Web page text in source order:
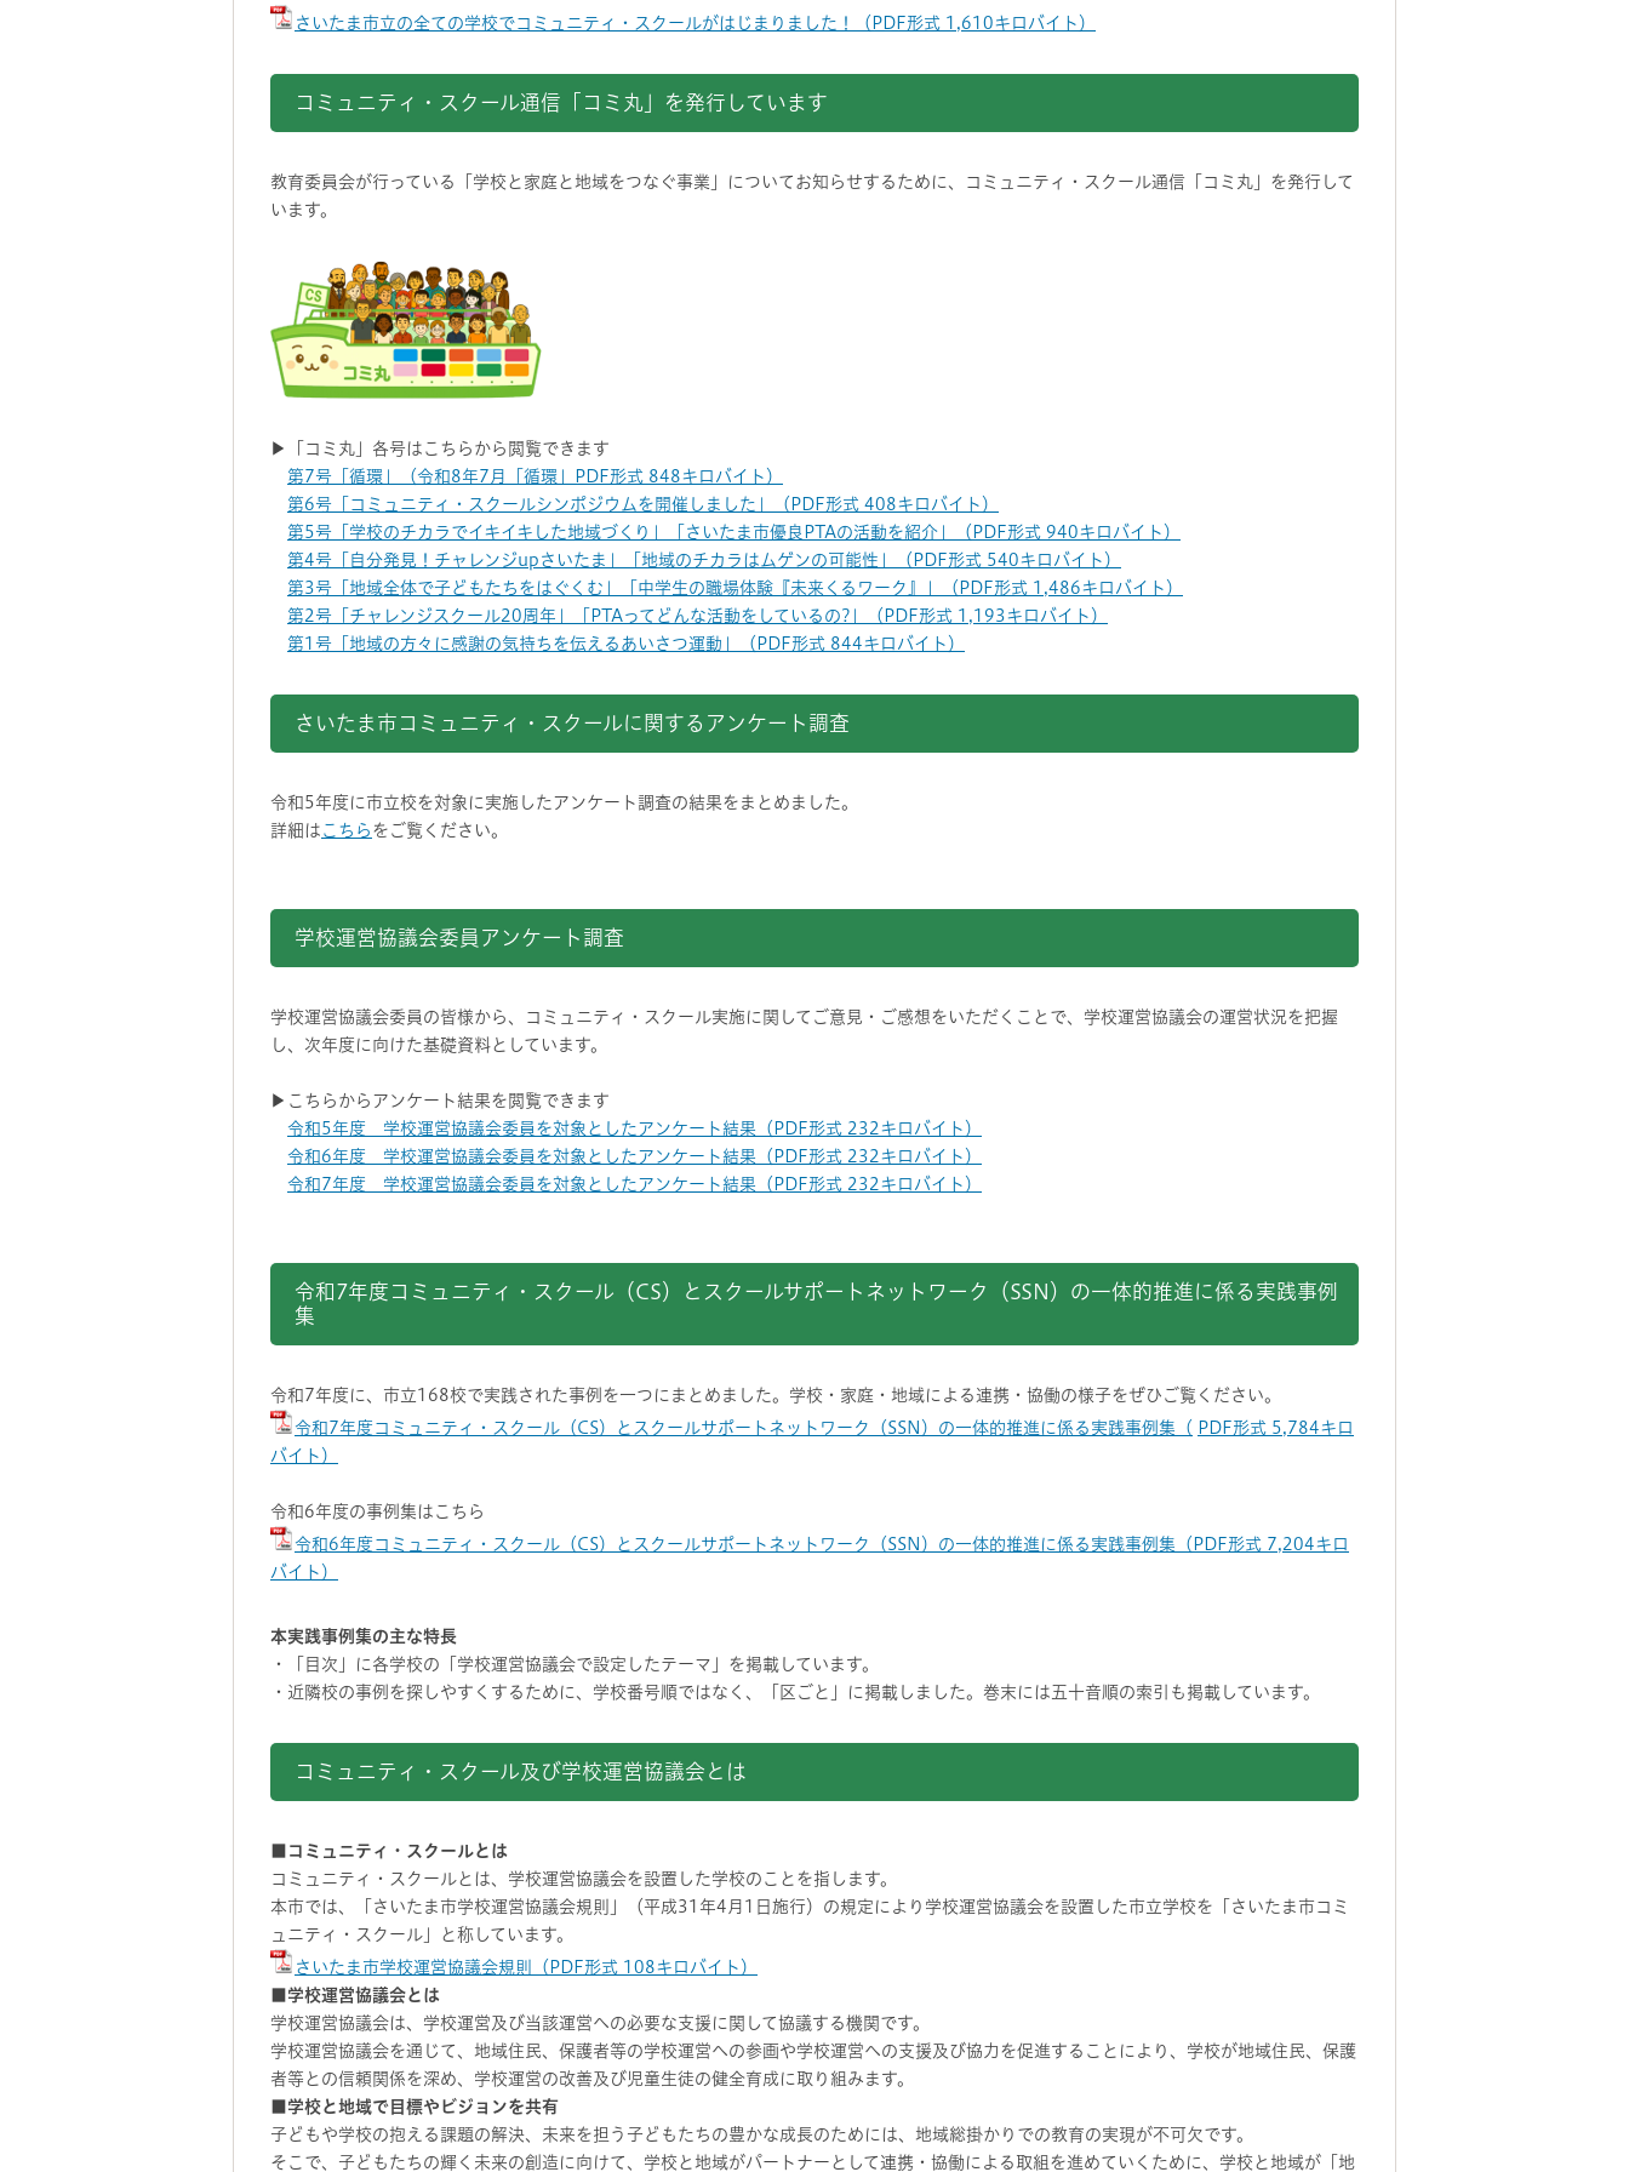
さいたま市立の全ての学校でコミュニティ・スクールがはじまりました！（PDF形式 1,610キロバイト）
コミュニティ・スクール通信「コミ丸」を発行しています
教育委員会が行っている「学校と家庭と地域をつなぐ事業」についてお知らせするために、コミュニティ・スクール通信「コミ丸」を発行して
います。
▶「コミ丸」各号はこちらから閲覧できます
第7号「循環」（令和8年7月「循環」PDF形式 848キロバイト）
第6号「コミュニティ・スクールシンポジウムを開催しました」（PDF形式 408キロバイト）
第5号「学校のチカラでイキイキした地域づくり」「さいたま市優良PTAの活動を紹介」（PDF形式 940キロバイト）
第4号「自分発見！チャレンジupさいたま」「地域のチカラはムゲンの可能性」（PDF形式 540キロバイト）
第3号「地域全体で子どもたちをはぐくむ」「中学生の職場体験『未来くるワーク』」（PDF形式 1,486キロバイト）
第2号「チャレンジスクール20周年」「PTAってどんな活動をしているの?」（PDF形式 1,193キロバイト）
第1号「地域の方々に感謝の気持ちを伝えるあいさつ運動」（PDF形式 844キロバイト）
さいたま市コミュニティ・スクールに関するアンケート調査
令和5年度に市立校を対象に実施したアンケート調査の結果をまとめました。
詳細は こちら をご覧ください。
学校運営協議会委員アンケート調査
学校運営協議会委員の皆様から、コミュニティ・スクール実施に関してご意見・ご感想をいただくことで、学校運営協議会の運営状況を把握
し、次年度に向けた基礎資料としています。
▶こちらからアンケート結果を閲覧できます
令和5年度 学校運営協議会委員を対象としたアンケート結果（PDF形式 232キロバイト）
令和6年度 学校運営協議会委員を対象としたアンケート結果（PDF形式 232キロバイト）
令和7年度 学校運営協議会委員を対象としたアンケート結果（PDF形式 232キロバイト）
令和7年度コミュニティ・スクール（CS）とスクールサポートネットワーク（SSN）の一体的推進に係る実践事例
集
令和7年度に、市立168校で実践された事例を一つにまとめました。学校・家庭・地域による連携・協働の様子をぜひご覧ください。
令和7年度コミュニティ・スクール （CS）とスクールサポートネットワーク（SSN）の一体的推進に係る実践事例集（
PDF形式 5,784キロ
バイト）
令和6年度の事例集はこちら
令和6年度コミュニティ・スクール（CS）とスクールサポートネットワーク（SSN）の一体的推進に係る実践事例集（PDF形式 7,204キロ
バイト）
本実践事例集の主な特長
・「目次」に各学校の「学校運営協議会で設定したテーマ」を掲載しています。
・近隣校の事例を探しやすくするために、学校番号順ではなく、「区ごと」に掲載しました。巻末には五十音順の索引も掲載しています。
コミュニティ・スクール及び学校運営協議会とは
■コミュニティ・スクールとは
コミュニティ・スクールとは、学校運営協議会を設置した学校のことを指します。
本市では、「さいたま市学校運営協議会規則」（平成31年4月1日施行）の規定により学校運営協議会を設置した市立学校を「さいたま市コミ
ュニティ・スクール」と称しています。
さいたま市学校運営協議会規則（PDF形式 108キロバイト）
■学校運営協議会とは
学校運営協議会は、学校運営及び当該運営への必要な支援に関して協議する機関です。
学校運営協議会を通じて、地域住民、保護者等の学校運営への参画や学校運営への支援及び協力を促進することにより、学校が地域住民、保護
者等との信頼関係を深め、学校運営の改善及び児童生徒の健全育成に取り組みます。
■学校と地域で目標やビジョンを共有
子どもや学校の抱える課題の解決、未来を担う子どもたちの豊かな成長のためには、地域総掛かりでの教育の実現が不可欠です。
そこで、子どもたちの輝く未来の創造に向けて、学校と地域がパートナーとして連携・協働による取組を進めていくために、学校と地域が「地